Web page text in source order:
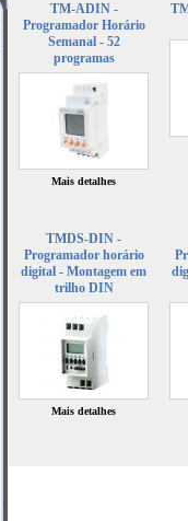
TM-ADIN -
Programador Horário
Semanal - 52
programas
Mais detalhes
TMDS-DIN -
Programador horário
digital - Montagem em
trilho DIN
Mais detalhes